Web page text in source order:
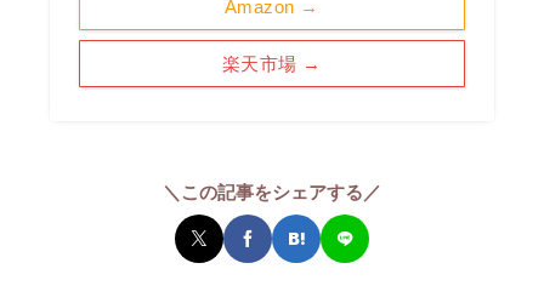
Amazon →
楽天市場 →
＼この記事をシェアする／